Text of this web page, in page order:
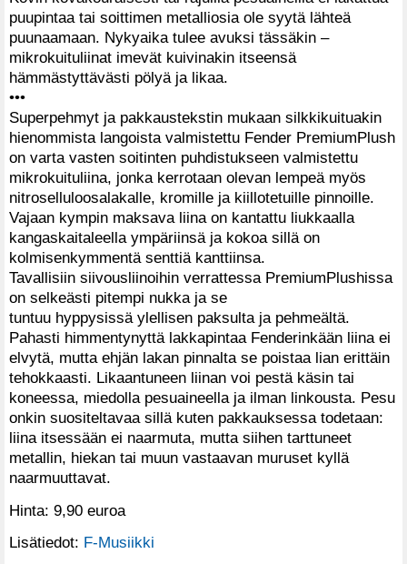
puupintaa tai soittimen metalliosia ole syytä lähteä
puunaamaan. Nykyaika tulee avuksi tässäkin –
mikrokuituliinat imevät kuivinakin itseensä
hämmästyttävästi pölyä ja likaa.
•••
Superpehmyt ja pakkaustekstin mukaan silkkikuituakin
hienommista langoista valmistettu Fender PremiumPlush
on varta vasten soitinten puhdistukseen valmistettu
mikrokuituliina, jonka kerrotaan olevan lempeä myös
nitroselluloosalakalle, kromille ja kiillotetuille pinnoille.
Vajaan kympin maksava liina on kantattu liukkaalla
kangaskaitaleella ympäriinsä ja kokoa sillä on
kolmisenkymmentä senttiä kanttiinsa.
Tavallisiin siivousliinoihin verrattessa PremiumPlushissa
on selkeästi pitempi nukka ja se
tuntuu hyppysissä ylellisen paksulta ja pehmeältä.
Pahasti himmentynyttä lakkapintaa Fenderinkään liina ei
elvytä, mutta ehjän lakan pinnalta se poistaa lian erittäin
tehokkaasti. Likaantuneen liinan voi pestä käsin tai
koneessa, miedolla pesuaineella ja ilman linkousta. Pesu
onkin suositeltavaa sillä kuten pakkauksessa todetaan:
liina itsessään ei naarmuta, mutta siihen tarttuneet
metallin, hiekan tai muun vastaavan muruset kyllä
naarmuuttavat.
Hinta: 9,90 euroa
Lisätiedot: F-Musiikki